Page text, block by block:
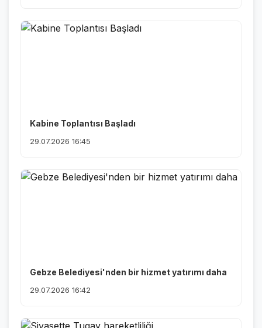
Kabine Toplantısı Başladı
29.07.2026 16:45
Gebze Belediyesi'nden bir hizmet yatırımı daha
29.07.2026 16:42